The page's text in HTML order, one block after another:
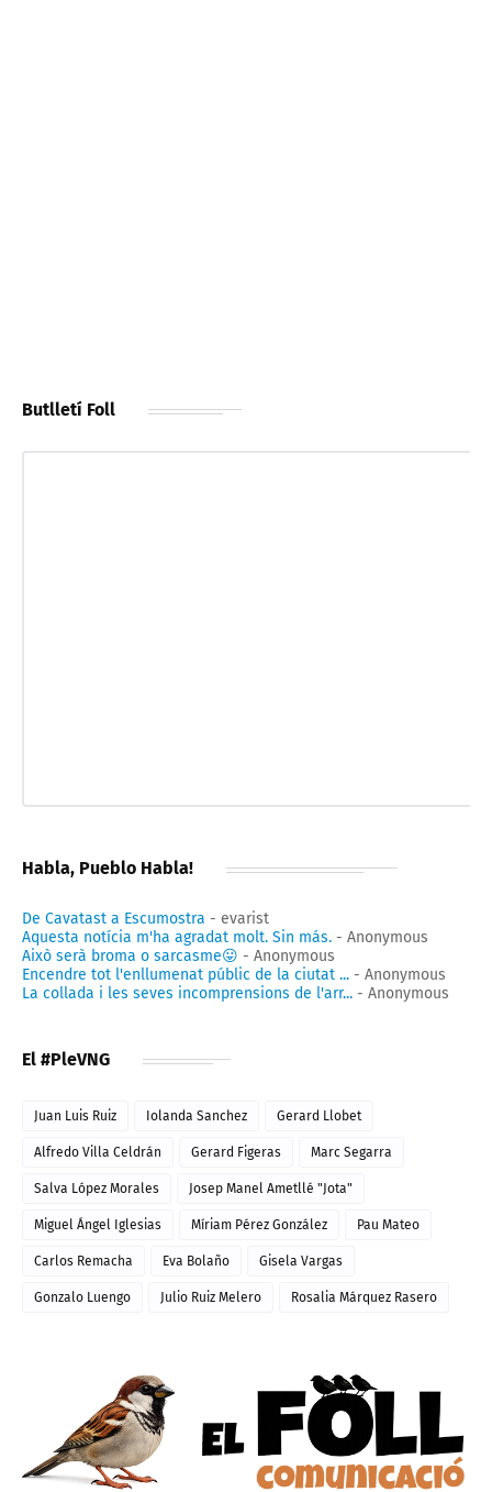
Butlletí Foll
Habla, Pueblo Habla!
De Cavatast a Escumostra - evarist
Aquesta notícia m'ha agradat molt. Sin más. - Anonymous
Això serà broma o sarcasme😛 - Anonymous
Encendre tot l'enllumenat públic de la ciutat ... - Anonymous
La collada i les seves incomprensions de l'arr... - Anonymous
El #PleVNG
Juan Luis Ruiz Iolanda Sanchez Gerard Llobet
Alfredo Villa Celdrán Gerard Figeras Marc Segarra
Salva López Morales Josep Manel Ametllé "Jota"
Miguel Ángel Iglesias Míriam Pérez González Pau Mateo
Carlos Remacha Eva Bolaño Gisela Vargas
Gonzalo Luengo Julio Ruiz Melero Rosalia Márquez Rasero